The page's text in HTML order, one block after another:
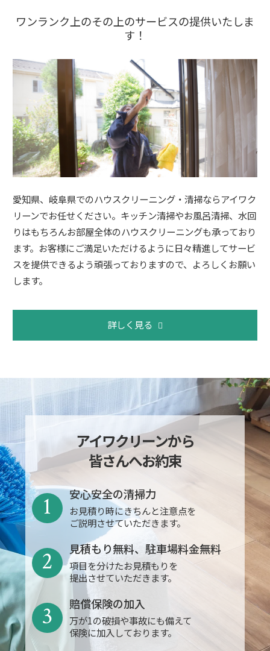
ワンランク上のその上のサービスの提供いたしま
す！
愛知県、岐阜県でのハウスクリーニング・清掃ならアイワク
リーンでお任せください。キッチン清掃やお風呂清掃、水回
りはもちろんお部屋全体のハウスクリーニングも承っており
ます。お客様にご満足いただけるように日々精進してサービ
スを提供できるよう頑張っておりますので、よろしくお願い
します。
詳しく見る
アイワクリーンから
皆さんへお約束
安心安全の清掃力
お見積り時にきちんと注意点を
ご説明させていただきます。
1
見積もり無料、駐車場料金無料
項目を分けたお見積もりを
提出させていただきます。
2
賠償保険の加入
万が1の破損や事故にも備えて
保険に加入しております。
3